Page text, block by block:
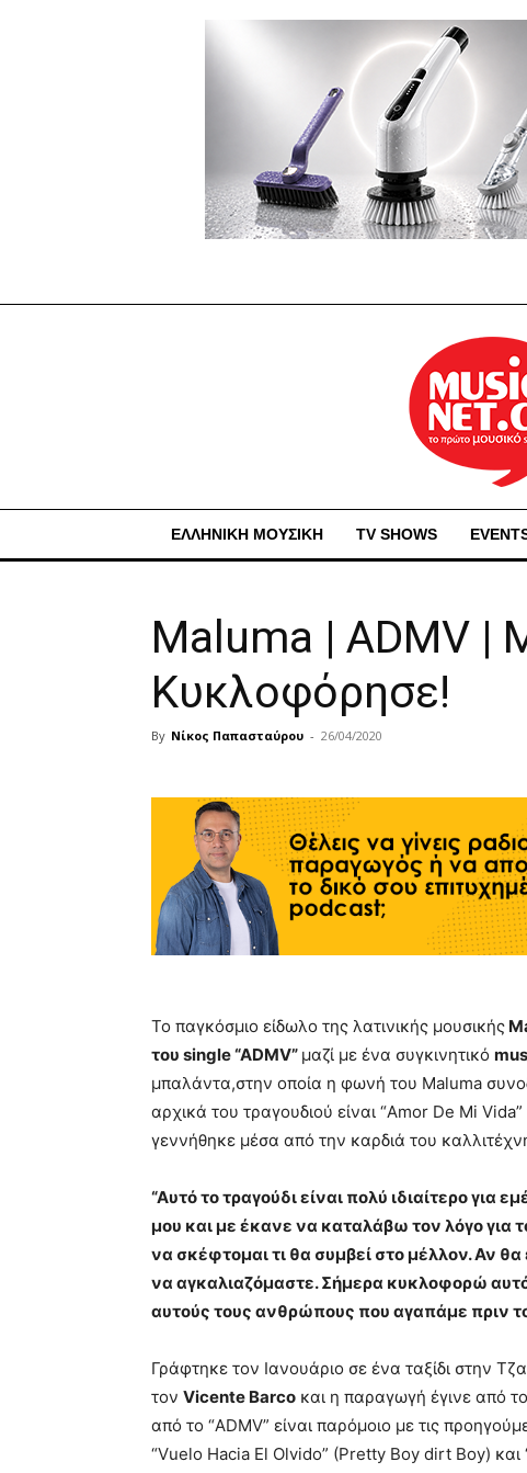
ΕΛΛΗΝΙΚΗ ΜΟΥΣΙΚΗ TV SHOWS
Maluma | ADMV |
Κυκλοφόρησε!
By Νίκος Παπασταύρου - 26/04/2020
Το παγκόσμιο είδωλο της λατινικής μουσικής
του single “ADMV” μαζί με ένα συγκινητικό
μπαλάντα,στην οποία η φωνή του Maluma
αρχικά του τραγουδιού είναι “Amor De Mi
γεννήθηκε μέσα από την καρδιά του
“Αυτό το τραγούδι είναι πολύ ιδιαίτερο για
μου και με έκανε να καταλάβω τον λόγο για
να σκέφτομαι τι θα συμβεί στο μέλλον. Αν
να αγκαλιαζόμαστε. Σήμερα κυκλοφορώ
αυτούς τους ανθρώπους που αγαπάμε πριν
Γράφτηκε τον Ιανουάριο σε ένα ταξίδι στην
τον Vicente Barco και η παραγωγή έγινε από
από το “ADMV” είναι παρόμοιο με τις
“Vuelo Hacia El Olvido” (Pretty Boy dirt Boy) και